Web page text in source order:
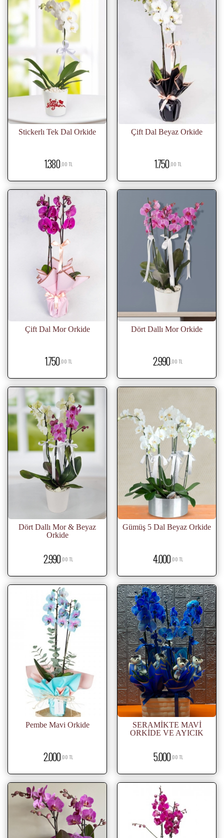
Stickerlı Tek Dal Orkide
1.380 ,00 TL
Çift Dal Beyaz Orkide
1.750 ,00 TL
Çift Dal Mor Orkide
1.750 ,00 TL
Dört Dallı Mor Orkide
2.990 ,00 TL
Dört Dallı Mor & Beyaz
Orkide
2.990 ,00 TL
Gümüş 5 Dal Beyaz Orkide
4.000,00 TL
Pembe Mavi Orkide
2.000 ,00 TL
SERAMİKTE MAVİ
ORKİDE VE AYICIK
5.000,00 TL